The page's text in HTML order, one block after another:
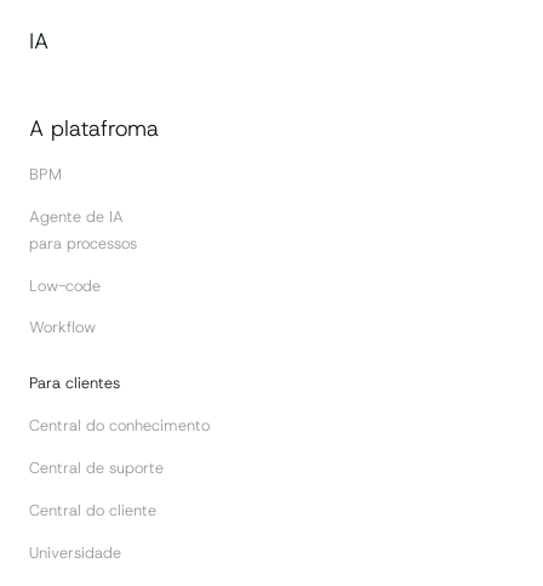
IA
A platafroma
BPM
Agente de IA
para processos
Low-code
Workflow
Para clientes
Central do conhecimento
Central de suporte
Central do cliente
Universidade